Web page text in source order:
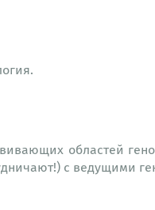
областей
с ведущими